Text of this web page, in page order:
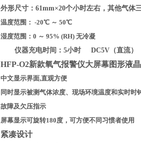
外形尺寸： 61mm×20个小时左右，其他气体
温度范围： -20℃ ～ 50℃
湿度范围：0 ～ 95% (RH) 无冷凝
仪器充电时间： 5小时 DC5V （直流）
HFP-O2新款氧气报警仪大屏幕图形液
中文显示界面,直观方便
同时显示被测气体浓度、现场环境温度和实时时
故障及欠压指示
屏幕显示可旋转180度，可方便不同习惯者使用
紧凑设计